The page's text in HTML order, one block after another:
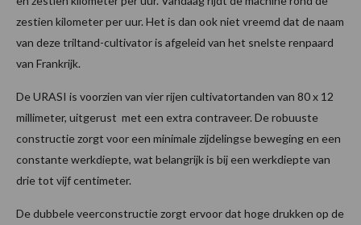
zestien kilometer per uur. Het is dan ook niet vreemd dat de naam
van deze triltand-cultivator is afgeleid van het snelste renpaard
van Frankrijk.
De URASI is voorzien van vier rijen cultivatortanden van 80 x 12
millimeter, uitgerust met een extra contraveer. De robuuste
constructie zorgt voor een minimale zijdelingse beweging en een
constante werkdiepte, wat belangrijk is bij een werkdiepte van
drie tot vijf centimeter.
De dubbele veerconstructie zorgt ervoor dat hoge drukken op de